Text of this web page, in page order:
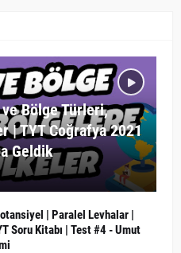
Bölge Türleri,
| TYT Coğrafya 2021
Geldik
| Paralel Levhalar |
Soru Kitabı | Test #4 - Umut